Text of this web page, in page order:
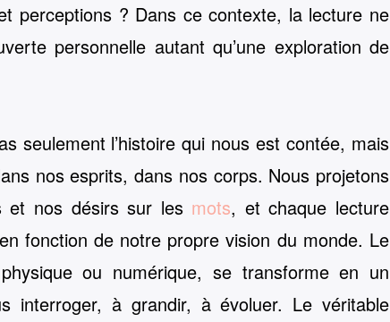
perceptions ? Dans ce contexte, la lecture ne
personnelle autant qu’une exploration de
seulement l’histoire qui nous est contée, mais
nos esprits, dans nos corps. Nous projetons
et nos désirs sur les mots, et chaque lecture
fonction de notre propre vision du monde. Le
ou numérique, se transforme en un
interroger, à grandir, à évoluer. Le véritable